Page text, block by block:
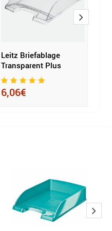
Leitz Briefablage
Transparent Plus
6,06€